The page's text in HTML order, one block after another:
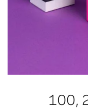
100,